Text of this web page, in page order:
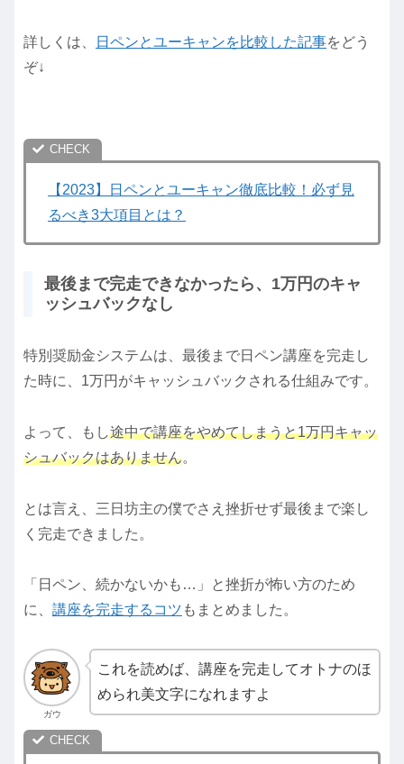
詳しくは、 日ペンとユーキャンを比較した記事をどう
ぞ↓
【2023】日ペンとユーキャン徹底比較！必ず見
るべき3大項目とは？
最後まで完走できなかったら、1万円のキャ
ッシュバックなし
特別奨励金システムは、最後まで日ペン講座を完走し
た時に、1万円がキャッシュバックされる仕組みです。
よって、もし途中で講座をやめてしまうと1万円キャッ
シュバックはありません。
とは言え、三日坊主の僕でさえ挫折せず最後まで楽し
く完走できました。
「日ペン、続かないかも…」と挫折が怖い方のため
に、 講座を完走するコツ もまとめました。
ガウ
これを読めば、講座を完走してオトナのほ
められ美文字になれますよ